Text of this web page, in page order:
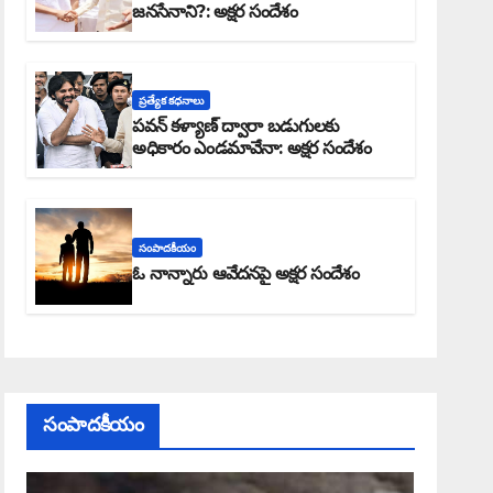
జనసేనాని?: అక్షర సందేశం
ప్రత్యేక కధనాలు
పవన్ కళ్యాణ్ ద్వారా బడుగులకు
అధికారం ఎండమావేనా: అక్షర సందేశం
సంపాదకీయం
ఓ నాన్నారు ఆవేదనపై అక్షర సందేశం
సంపాదకీయం